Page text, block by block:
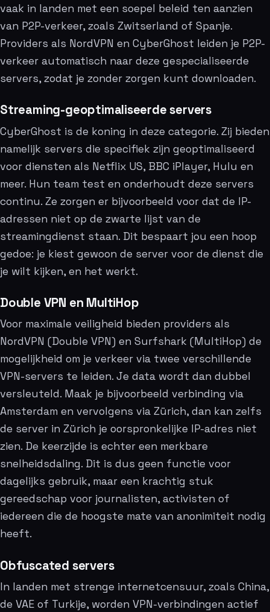
vaak in landen met een soepel beleid ten aanzien
van P2P-verkeer, zoals Zwitserland of Spanje.
Providers als NordVPN en CyberGhost leiden je P2P-
verkeer automatisch naar deze gespecialiseerde
servers, zodat je zonder zorgen kunt downloaden.
Streaming-geoptimaliseerde servers
CyberGhost is de koning in deze categorie. Zij bieden
namelijk servers die specifiek zijn geoptimaliseerd
voor diensten als Netflix US, BBC iPlayer, Hulu en
meer. Hun team test en onderhoudt deze servers
continu. Ze zorgen er bijvoorbeeld voor dat de IP-
adressen niet op de zwarte lijst van de
streamingdienst staan. Dit bespaart jou een hoop
gedoe: je kiest gewoon de server voor de dienst die
je wilt kijken, en het werkt.
Double VPN en MultiHop
Voor maximale veiligheid bieden providers als
NordVPN (Double VPN) en Surfshark (MultiHop) de
mogelijkheid om je verkeer via twee verschillende
VPN-servers te leiden. Je data wordt dan dubbel
versleuteld. Maak je bijvoorbeeld verbinding via
Amsterdam en vervolgens via Zürich, dan kan zelfs
de server in Zürich je oorspronkelijke IP-adres niet
zien. De keerzijde is echter een merkbare
snelheidsdaling. Dit is dus geen functie voor
dagelijks gebruik, maar een krachtig stuk
gereedschap voor journalisten, activisten of
iedereen die de hoogste mate van anonimiteit nodig
heeft.
Obfuscated servers
In landen met strenge internetcensuur, zoals China,
de VAE of Turkije, worden VPN-verbindingen actief